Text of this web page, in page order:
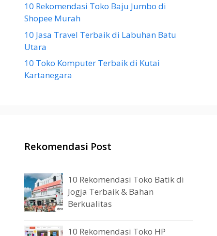
10 Rekomendasi Toko Baju Jumbo di
Shopee Murah
10 Jasa Travel Terbaik di Labuhan Batu
Utara
10 Toko Komputer Terbaik di Kutai
Kartanegara
Rekomendasi Post
10 Rekomendasi Toko Batik di
Jogja Terbaik & Bahan
Berkualitas
10 Rekomendasi Toko HP